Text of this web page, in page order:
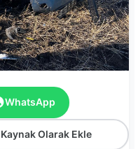
WhatsApp
Olarak Ekle